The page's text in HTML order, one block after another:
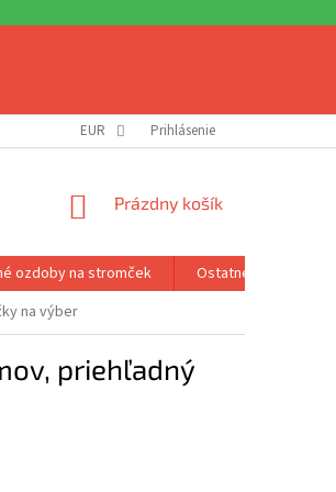
REKLAMÁCIA A VRÁTENIE
EUR Prihlásenie
NÁKUPNÝ
Prázdny košík
ozdoby na stromček
Ostatné
na výber
priehľadný